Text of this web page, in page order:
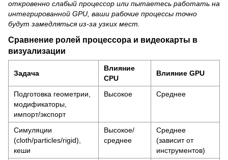
откровенно слабый процессор или пытаетесь работать на
интегрированной GPU, ваши рабочие процессы точно
будут замедляться из-за узких мест.
Сравнение ролей процессора и видеокарты в
визуализации
Задача
Влияние
CPU
Влияние GPU
Подготовка геометрии,
модификаторы,
импорт/экспорт
Высокое Среднее
Симуляции
(cloth/particles/rigid),
кеши
Высокое/
среднее
Среднее
(зависит от
инструментов)